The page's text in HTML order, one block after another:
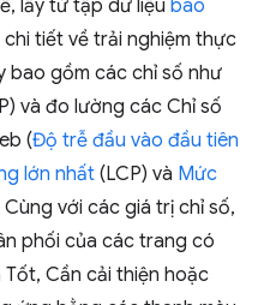
lấy từ tập dữ liệu báo
tiết về trải nghiệm thực
bao gồm các chỉ số như
và đo lường các Chỉ số
(Độ trễ đầu vào đầu tiên
lớn nhất (LCP) và Mức
Cùng với các giá trị chỉ số,
phối của các trang có
Cần cải thiện hoặc